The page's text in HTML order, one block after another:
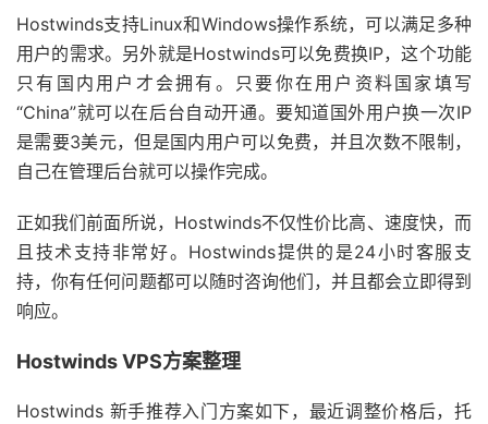
Hostwinds支持Linux和Windows操作系统，可以满足多种
用户的需求。另外就是Hostwinds可以免费换IP，这个功能
只有国内用户才会拥有。只要你在用户资料国家填写
“China”就可以在后台自动开通。要知道国外用户换一次IP
是需要3美元，但是国内用户可以免费，并且次数不限制，
自己在管理后台就可以操作完成。
正如我们前面所说，Hostwinds不仅性价比高、速度快，而
且技术支持非常好。Hostwinds提供的是24小时客服支
持，你有任何问题都可以随时咨询他们，并且都会立即得到
响应。
Hostwinds VPS方案整理
Hostwinds 新手推荐入门方案如下，最近调整价格后，托